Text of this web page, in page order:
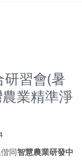
習會(暑
業精準淨
同智慧農業研發中